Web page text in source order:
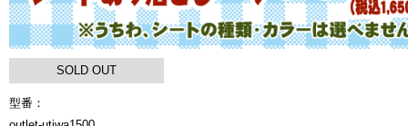
SOLD OUT
型番：